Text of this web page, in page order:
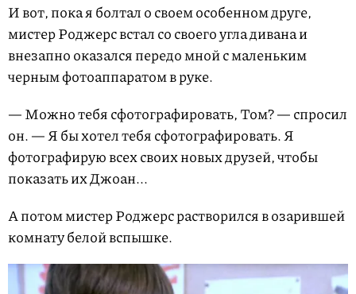
И вот, пока я болтал о своем особенном друге,
мистер Роджерс встал со своего угла дивана и
внезапно оказался передо мной с маленьким
черным фотоаппаратом в руке.
— Можно тебя сфотографировать, Том? — спросил
он. — Я бы хотел тебя сфотографировать. Я
фотографирую всех своих новых друзей, чтобы
показать их Джоан...
А потом мистер Роджерс растворился в озарившей
комнату белой вспышке.